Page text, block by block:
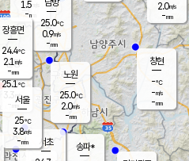
1.5
-mm
2.0m/s
-mm
창현
-℃
-m/s
-mm
은평
25.1℃
3.3 m/s
- mm
노원
25.0℃
2.0m/s
-mm
송파*
서초
남방
25.0℃
0.9m/s
-mm
장흥면
24.4℃
2.1 m/s
-mm
서울
25℃
3.8m/s
-mm